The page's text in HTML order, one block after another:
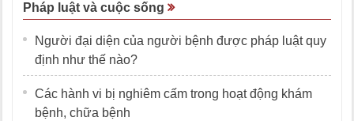
Pháp luật và cuộc sống
Người đại diện của người bệnh được pháp luật quy
định như thế nào?
Các hành vi bị nghiêm cấm trong hoạt động khám
bệnh, chữa bệnh